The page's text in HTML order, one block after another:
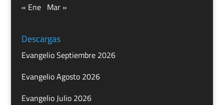
« Ene Mar »
Descargas
Evangelio Septiembre 2026
Evangelio Agosto 2026
Evangelio Julio 2026